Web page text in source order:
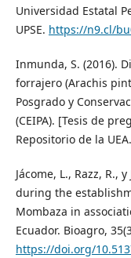
Universidad Estatal
UPSE. https://n9.cl/
Inmunda, S. (2016).
forrajero (Arachis
Posgrado y
(CEIPA). [Tesis de
Repositorio de la UEA.
Jácome, L., Razz, R.,
during the
Mombaza in
Ecuador. Bioagro,
https://doi.org/